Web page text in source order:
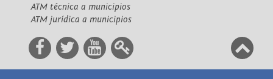
ATM técnica a municipios
ATM jurídica a municipios